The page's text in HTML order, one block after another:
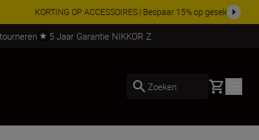
compleetKoop nu
5 Jaar Garantie NIKKOR Z
Zoeken Basket